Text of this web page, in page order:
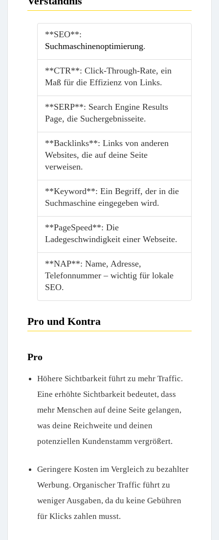
**SEO**:
Suchmaschinenoptimierung.
**CTR**: Click-Through-Rate, ein
Maß für die Effizienz von Links.
**SERP**: Search Engine Results
Page, die Suchergebnisseite.
**Backlinks**: Links von anderen
Websites, die auf deine Seite
verweisen.
**Keyword**: Ein Begriff, der in die
Suchmaschine eingegeben wird.
**PageSpeed**: Die
Ladegeschwindigkeit einer Webseite.
**NAP**: Name, Adresse,
Telefonnummer – wichtig für lokale
SEO.
Pro und Kontra
Pro
Höhere Sichtbarkeit führt zu mehr Traffic.
Eine erhöhte Sichtbarkeit bedeutet, dass
mehr Menschen auf deine Seite gelangen,
was deine Reichweite und deinen
potenziellen Kundenstamm vergrößert.
Geringere Kosten im Vergleich zu bezahlter
Werbung. Organischer Traffic führt zu
weniger Ausgaben, da du keine Gebühren
für Klicks zahlen musst.